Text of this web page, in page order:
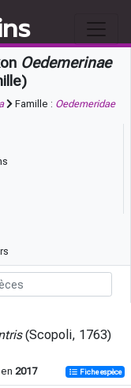
Oedemerinae
Famille : Oedemeridae
(Scopoli, 1763)
2017 Fiche espèce